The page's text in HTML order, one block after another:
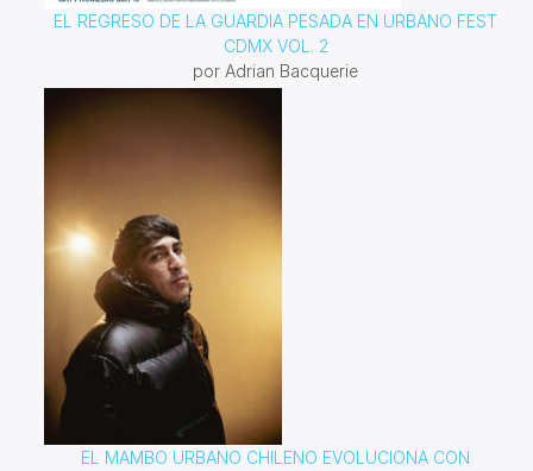
EL REGRESO DE LA GUARDIA PESADA EN URBANO FEST
CDMX VOL. 2
por Adrian Bacquerie
EL MAMBO URBANO CHILENO EVOLUCIONA CON